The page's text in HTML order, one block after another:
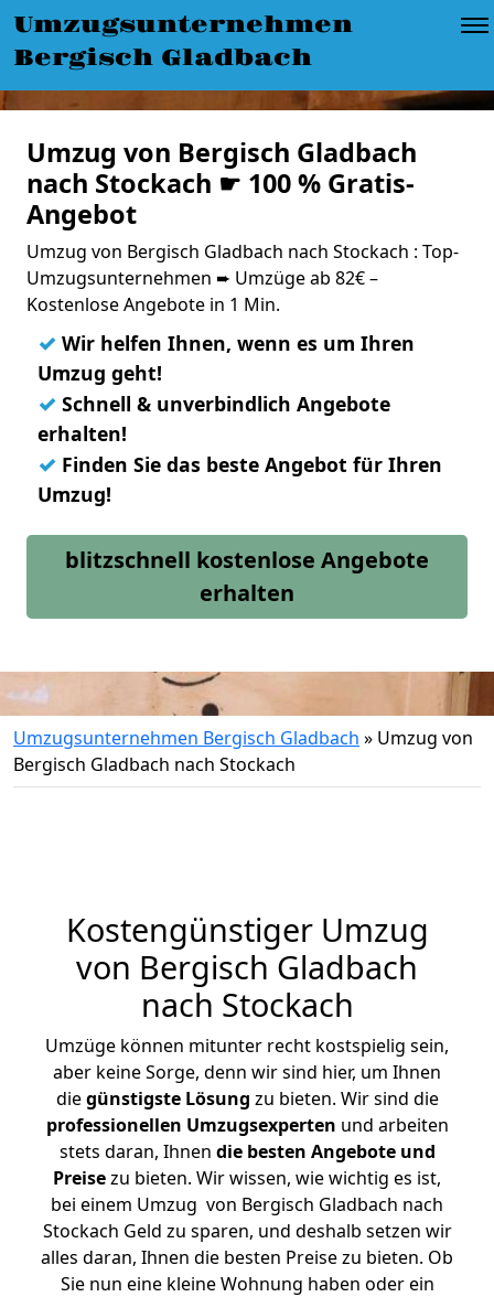
Umzugsunternehmen
Bergisch Gladbach
Umzug von Bergisch Gladbach
nach Stockach ☛ 100 % Gratis-
Angebot
Umzug von Bergisch Gladbach nach Stockach : Top-
Umzugsunternehmen ➨ Umzüge ab 82€ –
Kostenlose Angebote in 1 Min.
✓ Wir helfen Ihnen, wenn es um Ihren
Umzug geht!
✓ Schnell & unverbindlich Angebote
erhalten!
✓ Finden Sie das beste Angebot für Ihren
Umzug!
blitzschnell kostenlose Angebote
erhalten
Umzugsunternehmen Bergisch Gladbach » Umzug von
Bergisch Gladbach nach Stockach
Kostengünstiger Umzug
von Bergisch Gladbach
nach Stockach
Umzüge können mitunter recht kostspielig sein,
aber keine Sorge, denn wir sind hier, um Ihnen
diegünstigste Lösung zu bieten. Wir sind die
professionellen Umzugsexperten und arbeiten
stets daran, Ihnen die besten Angebote und
Preisezu bieten. Wir wissen, wie wichtig es ist,
bei einem Umzug von Bergisch Gladbach nach
Stockach Geld zu sparen, und deshalb setzen wir
alles daran, Ihnen die besten Preise zu bieten. Ob
Sie nun eine kleine Wohnung haben oder ein